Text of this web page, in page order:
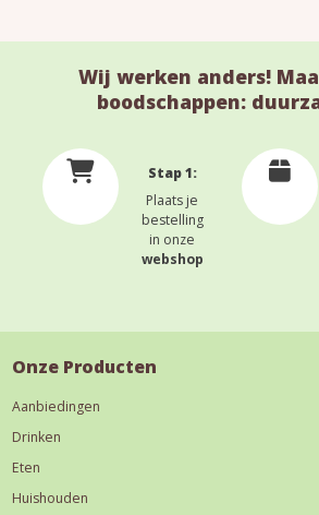
Wij werken anders!
boodschappen:
Stap 1:
Plaats je
bestelling
in onze
webshop
Onze Producten
Aanbiedingen
Drinken
Eten
Huishouden